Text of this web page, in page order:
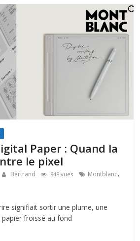
Paper : Quand la
le pixel
Bertrand 948 vues Montblanc,
signifiait sortir une plume, une
froissé au fond